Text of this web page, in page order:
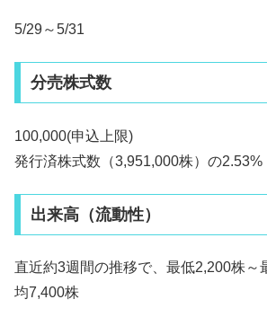
5/29～5/31
分売株式数
100,000(申込上限)
発行済株式数（3,951,000株）の2.53%
出来高（流動性）
直近約3週間の推移で、最低2,200株～
均7,400株